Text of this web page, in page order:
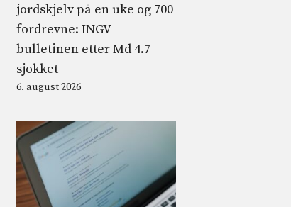
jordskjelv på en uke og 700
fordrevne: INGV-
bulletinen etter Md 4.7-
sjokket
6. august 2026